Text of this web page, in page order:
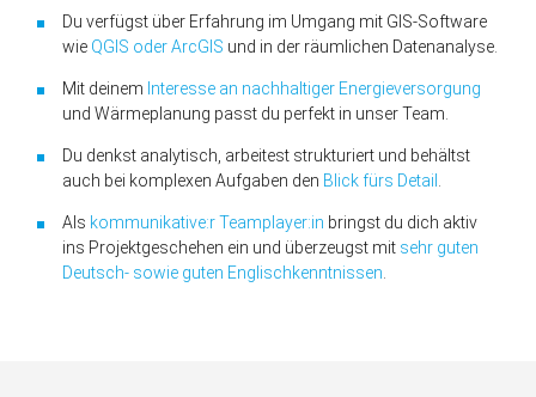
Du ver­fügst über Er­fahr­ung im Um­gang mit GIS-Soft­ware
wie QGIS oder ArcGIS und in der räum­lichen Daten­analyse.
Mit deinem Inter­esse an nach­haltiger Energie­ver­sorg­ung
und Wärme­plan­ung passt du perfekt in unser Team.
Du denkst analytisch, arbeitest strukturiert und be­hältst
auch bei komplexen Auf­gaben den Blick fürs Detail
Als kommu­nikative:r Team­player:in bringst du dich aktiv
ins Projekt­geschehen ein und über­zeugst mit sehr guten
Deutsch- sowie guten Englisch­kenntnissen